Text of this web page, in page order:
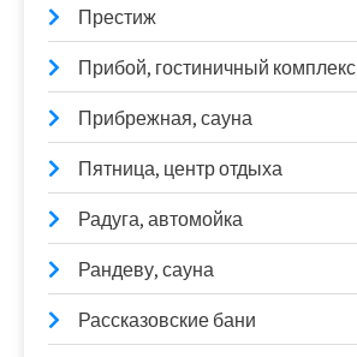
Престиж
Прибой, гостиничный комплекс
Прибрежная, сауна
Пятница, центр отдыха
Радуга, автомойка
Рандеву, сауна
Рассказовские бани